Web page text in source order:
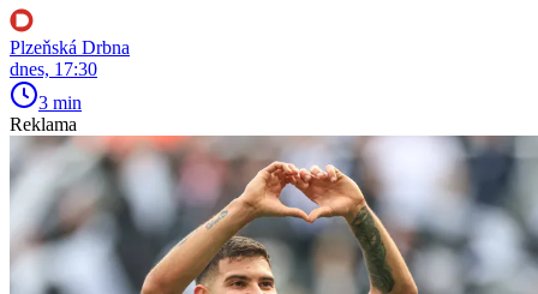
Plzeňská Drbna
dnes, 17:30
3 min
Reklama